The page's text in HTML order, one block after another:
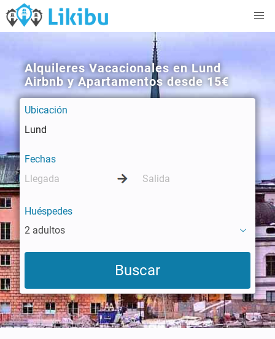
Alquileres Vacacionales en Lund
Airbnb y Apartamentos desde 15€
Ubicación
Fechas
Huéspedes
2 adultos